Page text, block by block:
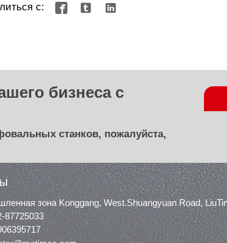
с:   
бизнеса с
станков, пожалуйста,
зона Konggang, West.Shuangyuan Road,
87725033